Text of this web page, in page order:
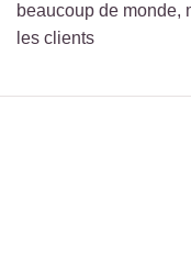
beaucoup de monde,
les clients